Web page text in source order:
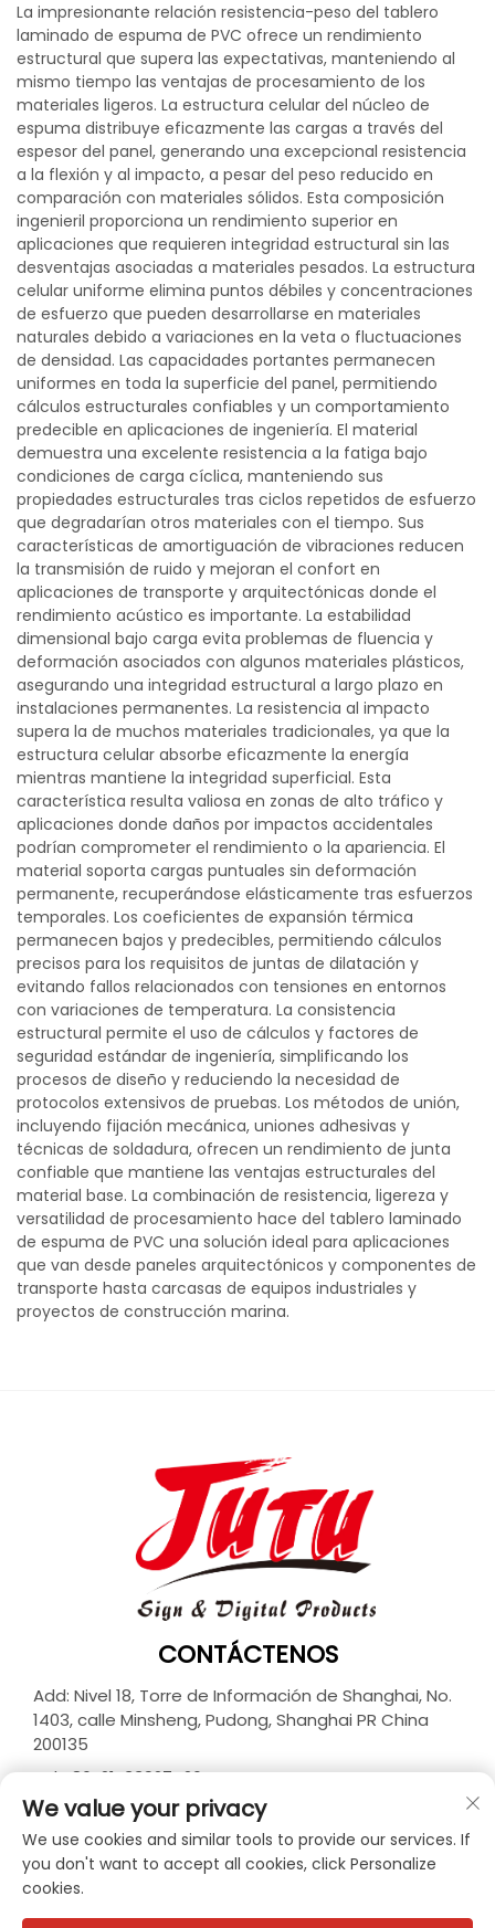
La impresionante relación resistencia-peso del tablero
laminado de espuma de PVC ofrece un rendimiento
estructural que supera las expectativas, manteniendo al
mismo tiempo las ventajas de procesamiento de los
materiales ligeros. La estructura celular del núcleo de
espuma distribuye eficazmente las cargas a través del
espesor del panel, generando una excepcional resistencia
a la flexión y al impacto, a pesar del peso reducido en
comparación con materiales sólidos. Esta composición
ingenieril proporciona un rendimiento superior en
aplicaciones que requieren integridad estructural sin las
desventajas asociadas a materiales pesados. La estructura
celular uniforme elimina puntos débiles y concentraciones
de esfuerzo que pueden desarrollarse en materiales
naturales debido a variaciones en la veta o fluctuaciones
de densidad. Las capacidades portantes permanecen
uniformes en toda la superficie del panel, permitiendo
cálculos estructurales confiables y un comportamiento
predecible en aplicaciones de ingeniería. El material
demuestra una excelente resistencia a la fatiga bajo
condiciones de carga cíclica, manteniendo sus
propiedades estructurales tras ciclos repetidos de esfuerzo
que degradarían otros materiales con el tiempo. Sus
características de amortiguación de vibraciones reducen
la transmisión de ruido y mejoran el confort en
aplicaciones de transporte y arquitectónicas donde el
rendimiento acústico es importante. La estabilidad
dimensional bajo carga evita problemas de fluencia y
deformación asociados con algunos materiales plásticos,
asegurando una integridad estructural a largo plazo en
instalaciones permanentes. La resistencia al impacto
supera la de muchos materiales tradicionales, ya que la
estructura celular absorbe eficazmente la energía
mientras mantiene la integridad superficial. Esta
característica resulta valiosa en zonas de alto tráfico y
aplicaciones donde daños por impactos accidentales
podrían comprometer el rendimiento o la apariencia. El
material soporta cargas puntuales sin deformación
permanente, recuperándose elásticamente tras esfuerzos
temporales. Los coeficientes de expansión térmica
permanecen bajos y predecibles, permitiendo cálculos
precisos para los requisitos de juntas de dilatación y
evitando fallos relacionados con tensiones en entornos
con variaciones de temperatura. La consistencia
estructural permite el uso de cálculos y factores de
seguridad estándar de ingeniería, simplificando los
procesos de diseño y reduciendo la necesidad de
protocolos extensivos de pruebas. Los métodos de unión,
incluyendo fijación mecánica, uniones adhesivas y
técnicas de soldadura, ofrecen un rendimiento de junta
confiable que mantiene las ventajas estructurales del
material base. La combinación de resistencia, ligereza y
versatilidad de procesamiento hace del tablero laminado
de espuma de PVC una solución ideal para aplicaciones
que van desde paneles arquitectónicos y componentes de
transporte hasta carcasas de equipos industriales y
proyectos de construcción marina.
CONTÁCTENOS
Add: Nivel 18, Torre de Información de Shanghai, No.
1403, calle Minsheng, Pudong, Shanghai PR China
200135
Tel:+86-21-33927426
Correo electrónico:[email protected]
Derechos de autor © 2026 JUTU New Materials
Technology Limited. Todos los derechos reservados. -
We value your privacy
We use cookies and similar tools to provide our services. If
you don't want to accept all cookies, click Personalize
cookies.